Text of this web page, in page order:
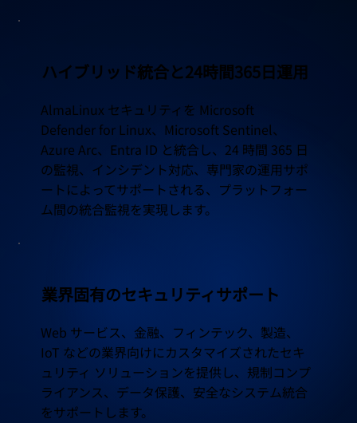
ハイブリッド統合と24時間365日運用
AlmaLinux セキュリティを Microsoft
Defender for Linux、Microsoft Sentinel、
Azure Arc、Entra ID と統合し、24 時間 365 日
の監視、インシデント対応、専門家の運用サポ
ートによってサポートされる、プラットフォー
ム間の統合監視を実現します。
業界固有のセキュリティサポート
Web サービス、金融、フィンテック、製造、
IoT などの業界向けにカスタマイズされたセキ
ュリティ ソリューションを提供し、規制コンプ
ライアンス、データ保護、安全なシステム統合
をサポートします。